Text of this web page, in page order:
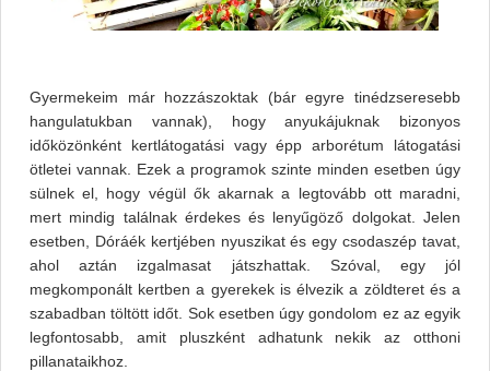
Gyermekeim már hozzászoktak (bár egyre tinédzseresebb
hangulatukban vannak), hogy anyukájuknak bizonyos
időközönként kertlátogatási vagy épp arborétum látogatási
ötletei vannak. Ezek a programok szinte minden esetben úgy
sülnek el, hogy végül ők akarnak a legtovább ott maradni,
mert mindig találnak érdekes és lenyűgöző dolgokat. Jelen
esetben, Dóráék kertjében nyuszikat és egy csodaszép tavat,
ahol aztán izgalmasat játszhattak. Szóval, egy jól
megkomponált kertben a gyerekek is élvezik a zöldteret és a
szabadban töltött időt. Sok esetben úgy gondolom ez az egyik
legfontosabb, amit pluszként adhatunk nekik az otthoni
pillanataikhoz.